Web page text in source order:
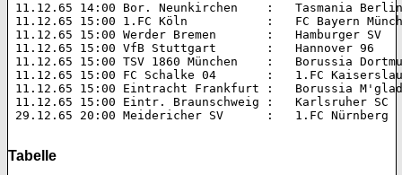
11.12.65 14:00 Bor. Neunkirchen    :   Tasmania
11.12.65 15:00 1.FC Köln           :   FC Bayern
11.12.65 15:00 Werder Bremen       :   Hamburger
11.12.65 15:00 VfB Stuttgart       :   Hannover
11.12.65 15:00 TSV 1860 München    :   Borussia
11.12.65 15:00 FC Schalke 04       :   1.FC
11.12.65 15:00 Eintracht Frankfurt :   Borussia
11.12.65 15:00 Eintr. Braunschweig :   Karlsruher
29.12.65 20:00 Meidericher SV      :   1.FC
Tabelle